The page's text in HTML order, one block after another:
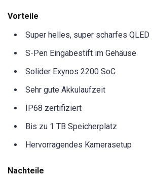
Vorteile
Super helles, super scharfes
S-Pen Eingabestift im Gehäuse
Solider Exynos 2200 SoC
Sehr gute Akkulaufzeit
IP68 zertifiziert
Bis zu 1 TB Speicherplatz
Hervorragendes Kamerasetup
Nachteile